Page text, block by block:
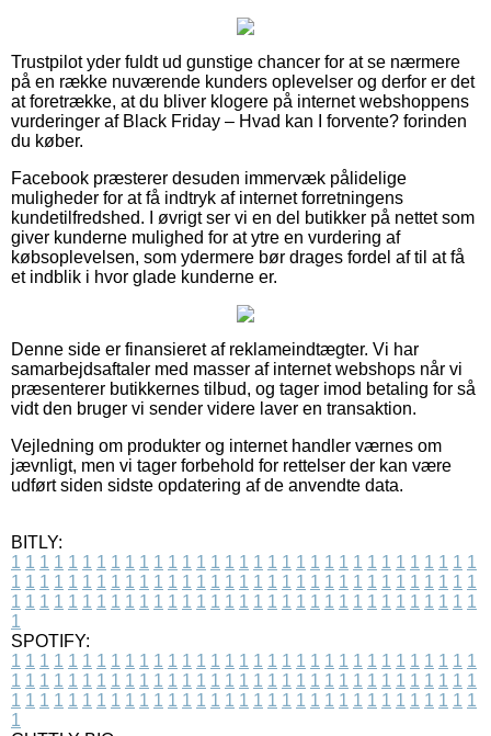
Trustpilot yder fuldt ud gunstige chancer for at se nærmere
på en række nuværende kunders oplevelser og derfor er det
at foretrække, at du bliver klogere på internet webshoppens
vurderinger af Black Friday – Hvad kan I forvente? forinden
du køber.
Facebook præsterer desuden immervæk pålidelige
muligheder for at få indtryk af internet forretningens
kundetilfredshed. I øvrigt ser vi en del butikker på nettet som
giver kunderne mulighed for at ytre en vurdering af
købsoplevelsen, som ydermere bør drages fordel af til at få
et indblik i hvor glade kunderne er.
Denne side er finansieret af reklameindtægter. Vi har
samarbejdsaftaler med masser af internet webshops når vi
præsenterer butikkernes tilbud, og tager imod betaling for så
vidt den bruger vi sender videre laver en transaktion.
Vejledning om produkter og internet handler værnes om
jævnligt, men vi tager forbehold for rettelser der kan være
udført siden sidste opdatering af de anvendte data.
BITLY:
1 1 1 1 1 1 1 1 1 1 1 1 1 1 1 1 1 1 1 1 1 1 1 1 1 1 1 1 1 1 1 1 1
1 1 1 1 1 1 1 1 1 1 1 1 1 1 1 1 1 1 1 1 1 1 1 1 1 1 1 1 1 1 1 1 1
1 1 1 1 1 1 1 1 1 1 1 1 1 1 1 1 1 1 1 1 1 1 1 1 1 1 1 1 1 1 1 1 1
1
SPOTIFY:
1 1 1 1 1 1 1 1 1 1 1 1 1 1 1 1 1 1 1 1 1 1 1 1 1 1 1 1 1 1 1 1 1
1 1 1 1 1 1 1 1 1 1 1 1 1 1 1 1 1 1 1 1 1 1 1 1 1 1 1 1 1 1 1 1 1
1 1 1 1 1 1 1 1 1 1 1 1 1 1 1 1 1 1 1 1 1 1 1 1 1 1 1 1 1 1 1 1 1
1